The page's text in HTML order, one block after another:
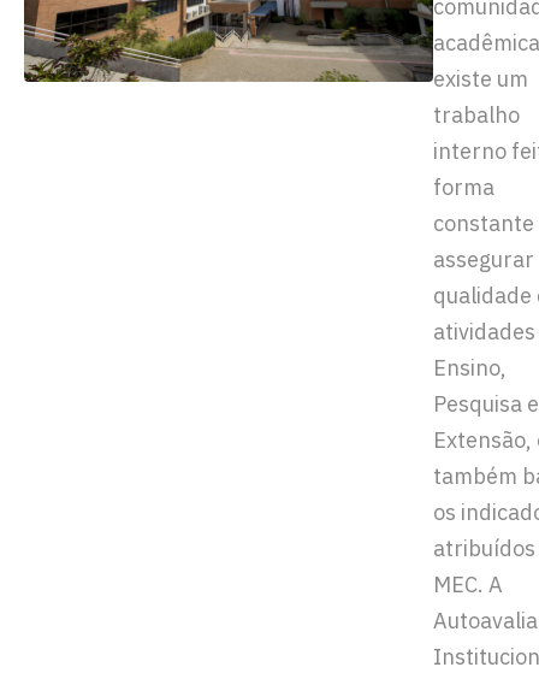
existe um
trabalho
interno
forma
assegurar
qualidade
Ensino,
Pesquisa e
Extensão,
também
os
MEC. A